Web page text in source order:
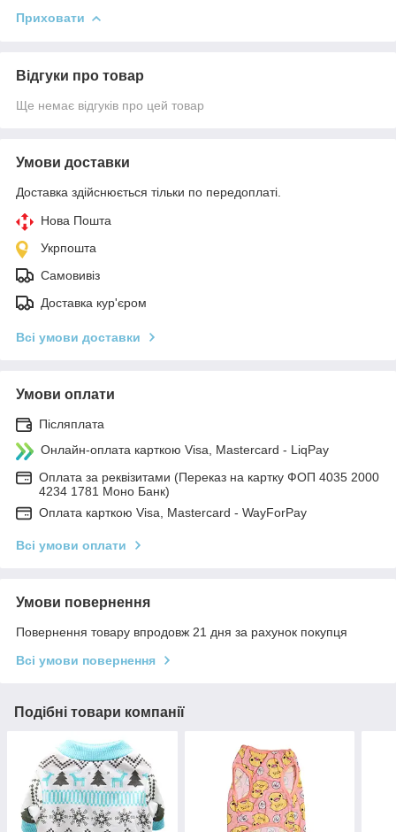
Приховати
Відгуки про товар
Ще немає відгуків про цей товар
Умови доставки
Доставка здійснюється тільки по передоплаті.
Нова Пошта
Укрпошта
Самовивіз
Доставка кур'єром
Всі умови доставки
Умови оплати
Післяплата
Онлайн-оплата карткою Visa, Mastercard - LiqPay
Оплата за реквізитами (Переказ на картку ФОП 4035 2000
4234 1781 Моно Банк)
Оплата карткою Visa, Mastercard - WayForPay
Всі умови оплати
Умови повернення
Повернення товару впродовж 21 дня за рахунок покупця
Всі умови повернення
Подібні товари компанії